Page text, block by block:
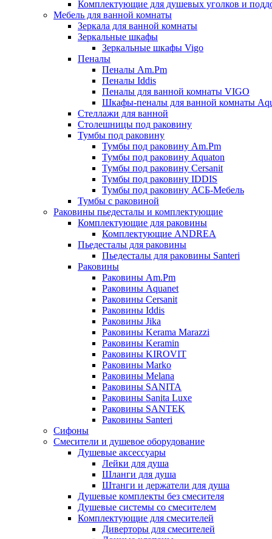
Комплектующие для душевых уголков и
Мебель для ванной комнаты
Зеркала для ванной комнаты
Зеркальные шкафы
Зеркальные шкафы Vigo
Пеналы
Пеналы Am.Pm
Пеналы Iddis
Пеналы для ванной комнаты VIGO
Шкафы-пеналы для ванной комнаты
Стеллажи для ванной
Столешницы под раковину
Тумбы под раковину
Тумбы под раковину Am.Pm
Тумбы под раковину Aquaton
Тумбы под раковину Cersanit
Тумбы под раковину IDDIS
Тумбы под раковину АСБ-Мебель
Тумбы с раковиной
Раковины пьедесталы и комплектующие
Комплектующие для раковины
Комплектующие ANDREA
Пьедесталы для раковины
Пьедесталы для раковины Santeri
Раковины
Раковины Am.Pm
Раковины Aquanet
Раковины Cersanit
Раковины Iddis
Раковины Jika
Раковины Kerama Marazzi
Раковины Keramin
Раковины KIROVIT
Раковины Marko
Раковины Melana
Раковины SANITA
Раковины Sanita Luxe
Раковины SANTEK
Раковины Santeri
Сифоны
Смесители и душевое оборудование
Душевые аксессуары
Лейки для душа
Шланги для душа
Штанги и держатели для душа
Душевые комплекты без смесителя
Душевые системы со смесителем
Комплектующие для смесителей
Диверторы для смесителей